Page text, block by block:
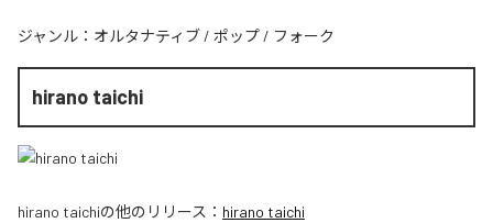
ジャンル： オルタナティブ / ポップ / フォーク
hirano taichi
hirano taichiの他のリリース： hirano taichi